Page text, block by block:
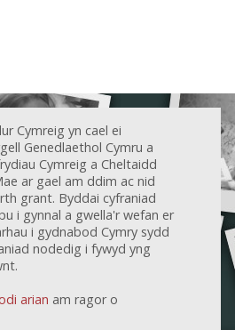
Cymreig yn cael ei
Genedlaethol Cymru a
Cymreig a Cheltaidd
ar gael am ddim ac nid
grant. Byddai cyfraniad
i gynnal a gwella'r wefan er
i gydnabod Cymry sydd
nodedig i fywyd yng
arian am ragor o